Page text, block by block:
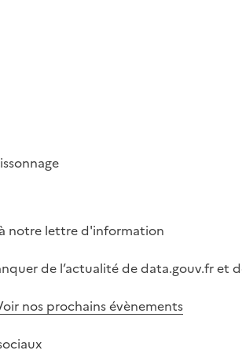
notre lettre d'information
de l’actualité de data.gouv.fr et
nos prochains évènements